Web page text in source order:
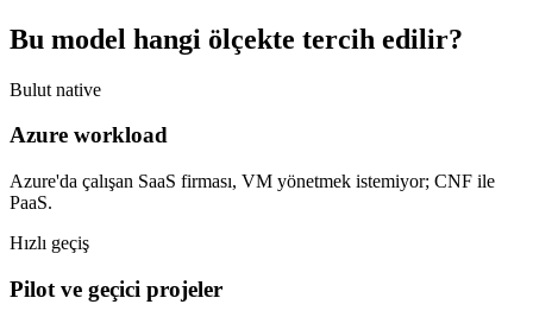
Bu model hangi ölçekte tercih edilir?
Bulut native
Azure workload
Azure'da çalışan SaaS firması, VM yönetmek istemiyor; CNF ile
PaaS.
Hızlı geçiş
Pilot ve geçici projeler